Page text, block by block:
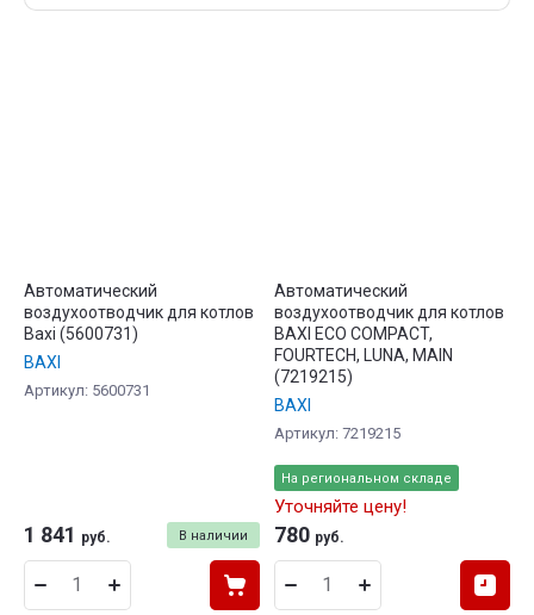
Автоматический
воздухоотводчик для котлов
Baxi (5600731)
BAXI
Артикул: 5600731
В наличии
1 841 руб.
Автоматический
воздухоотводчик для котлов
BAXI ECO COMPACT,
FOURTECH, LUNA, MAIN
(7219215)
BAXI
Артикул: 7219215
На региональном складе
Уточняйте цену!
780 руб.